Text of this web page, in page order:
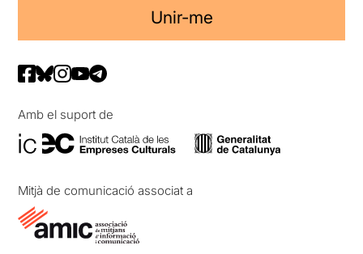
Unir-me
Amb el suport de
Mitjà de comunicació associat a